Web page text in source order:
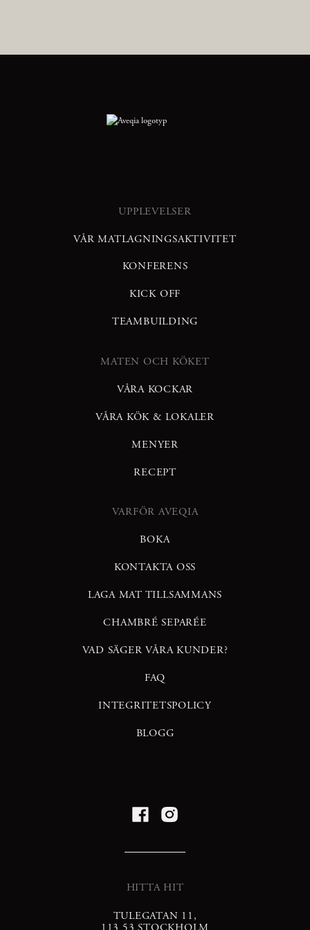
UPPLEVELSER
VÅR MATLAGNINGSAKTIVITET
KONFERENS
KICK OFF
TEAMBUILDING
MATEN OCH KÖKET
VÅRA KOCKAR
VÅRA KÖK & LOKALER
MENYER
RECEPT
VARFÖR AVEQIA
BOKA
KONTAKTA OSS
LAGA MAT TILLSAMMANS
CHAMBRÉ SEPARÉE
VAD SÄGER VÅRA KUNDER?
FAQ
INTEGRITETSPOLICY
BLOGG
HITTA HIT
TULEGATAN 11,
113 53 STOCKHOLM